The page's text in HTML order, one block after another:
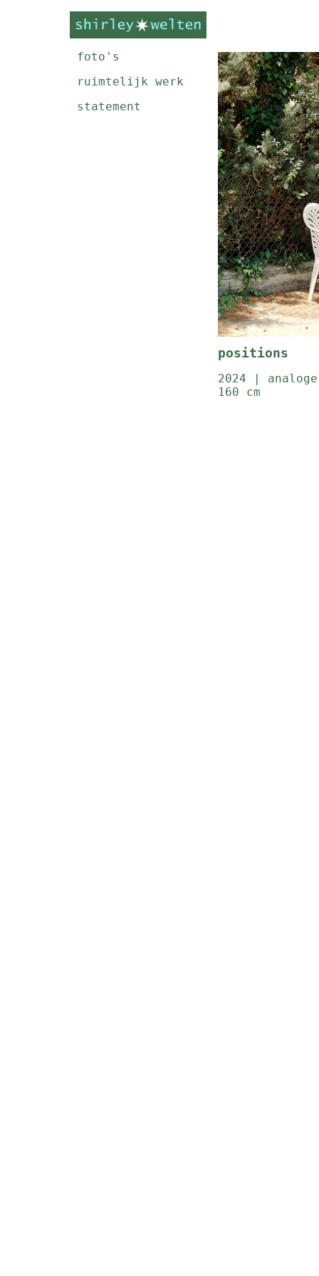
foto's
ruimtelijk werk
statement
positions
2024 |
160 cm